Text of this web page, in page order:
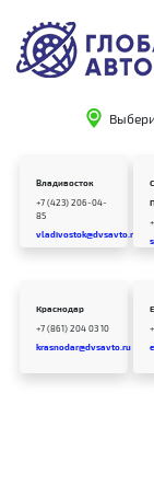
Владивосток
+7 (423) 206-04-
85
vladivostok@dvsavto.ru
Краснодар
+7 (861) 204 03 10
krasnodar@dvsavto.ru